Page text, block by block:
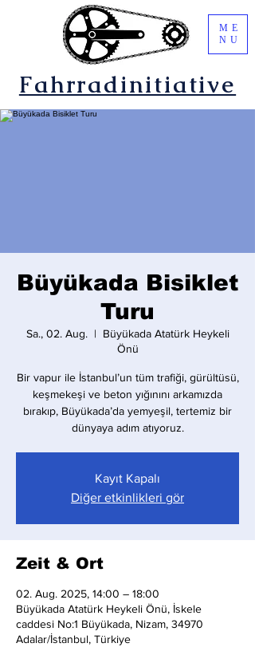
Fahrradinitiative
ME
NU
Büyükada Bisiklet
Turu
Sa., 02. Aug.
  |
Büyükada Atatürk Heykeli
Önü
Bir vapur ile İstanbul’un tüm trafiği, gürültüsü,
keşmekeşi ve beton yığınını arkamızda
bırakıp, Büyükada’da yemyeşil, tertemiz bir
dünyaya adım atıyoruz.
Kayıt Kapalı
Diğer etkinlikleri gör
Zeit & Ort
02. Aug. 2025, 14:00 – 18:00
Büyükada Atatürk Heykeli Önü, İskele
caddesi No:1 Büyükada, Nizam, 34970
Adalar/İstanbul, Türkiye